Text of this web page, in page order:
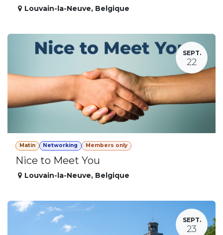
Louvain-la-Neuve, Belgique
SEPT.
22
Matin Networking Members only
Nice to Meet You
Louvain-la-Neuve, Belgique
SEPT.
23